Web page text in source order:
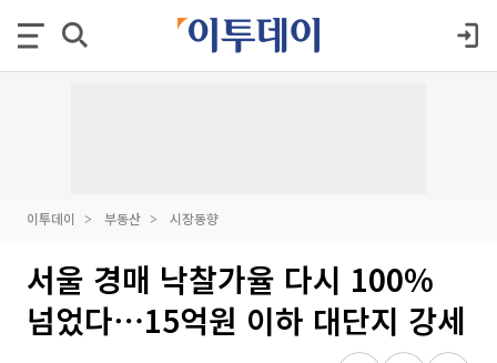
이투데이 부동산 시장동향
서울 경매 낙찰가율 다시 100%
넘었다⋯15억원 이하 대단지 강세